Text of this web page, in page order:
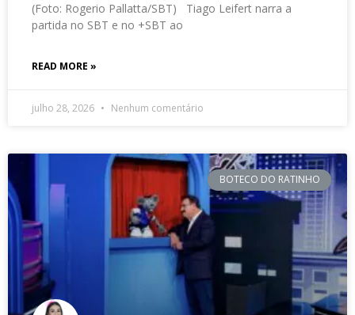
(Foto: Rogerio Pallatta/SBT) Tiago Leifert narra a
partida no SBT e no +SBT ao
READ MORE »
julho 28, 2026 Nenhum comentário
BOTECO DO RATINHO